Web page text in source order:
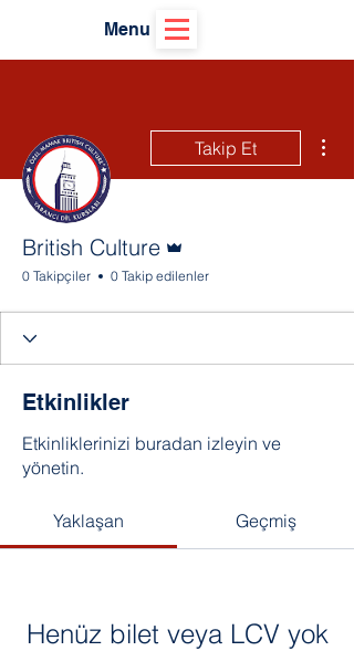
Menu
Takip Et
British Culture
0 Takipçiler 0 Takip edilenler
Etkinlikler
Etkinliklerinizi buradan izleyin ve
yönetin.
Yaklaşan Geçmiş
Henüz bilet veya LCV yok